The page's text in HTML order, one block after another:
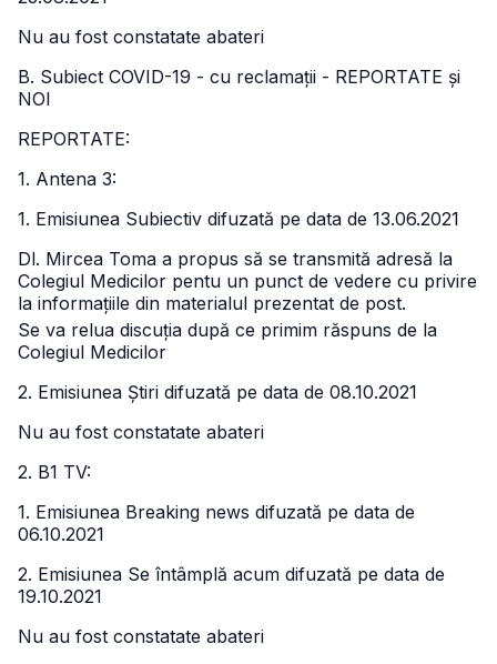
Nu au fost constatate abateri
B. Subiect COVID-19 - cu reclamații - REPORTATE și
NOI
REPORTATE:
1. Antena 3:
1. Emisiunea Subiectiv difuzată pe data de 13.06.2021
Dl. Mircea Toma a propus să se transmită adresă la
Colegiul Medicilor pentu un punct de vedere cu privire
la informațiile din materialul prezentat de post.
Se va relua discuția după ce primim răspuns de la
Colegiul Medicilor
2. Emisiunea Știri difuzată pe data de 08.10.2021
Nu au fost constatate abateri
2. B1 TV:
1. Emisiunea Breaking news difuzată pe data de
06.10.2021
2. Emisiunea Se întâmplă acum difuzată pe data de
19.10.2021
Nu au fost constatate abateri